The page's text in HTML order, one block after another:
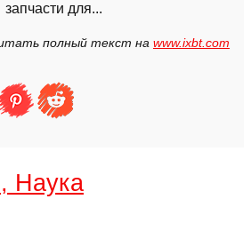
запчасти для...
полный текст на www.ixbt.com
Наука